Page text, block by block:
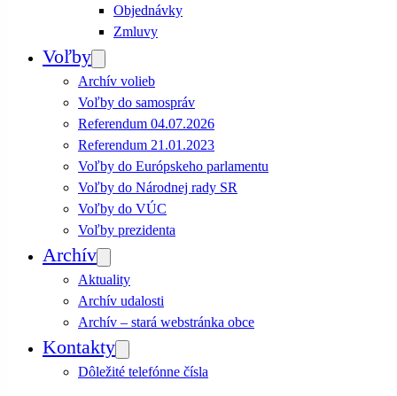
Objednávky
Zmluvy
Voľby
Archív volieb
Voľby do samospráv
Referendum 04.07.2026
Referendum 21.01.2023
Voľby do Európskeho parlamentu
Voľby do Národnej rady SR
Voľby do VÚC
Voľby prezidenta
Archív
Aktuality
Archív udalosti
Archív – stará webstránka obce
Kontakty
Dôležité telefónne čísla